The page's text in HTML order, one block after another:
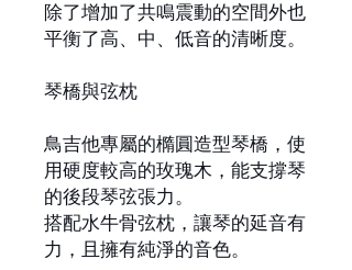
除了增加了共鳴震動的空間外也
平衡了高、中、低音的清晰度。
琴橋與弦枕
鳥吉他專屬的橢圓造型琴橋，使
用硬度較高的玫瑰木，能支撐琴
的後段琴弦張力。
搭配水牛骨弦枕，讓琴的延音有
力，且擁有純淨的音色。